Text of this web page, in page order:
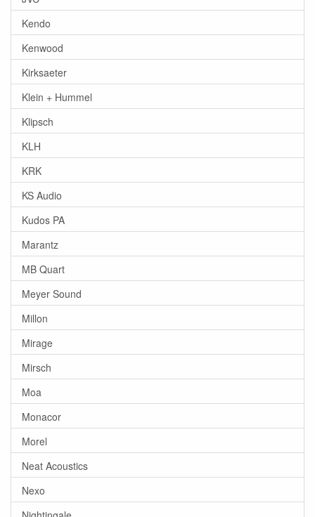
Kendo
Kenwood
Kirksaeter
Klein + Hummel
Klipsch
KLH
KRK
KS Audio
Kudos PA
Marantz
MB Quart
Meyer Sound
Millon
Mirage
Mirsch
Moa
Monacor
Morel
Neat Acoustics
Nexo